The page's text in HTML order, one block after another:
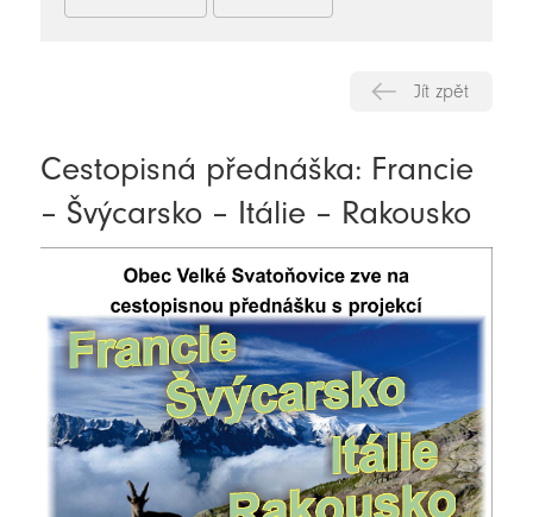
Jít zpět
Cestopisná přednáška: Francie
– Švýcarsko – Itálie – Rakousko